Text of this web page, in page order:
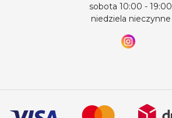
sobota 10:00 - 19:00
niedziela nieczynne